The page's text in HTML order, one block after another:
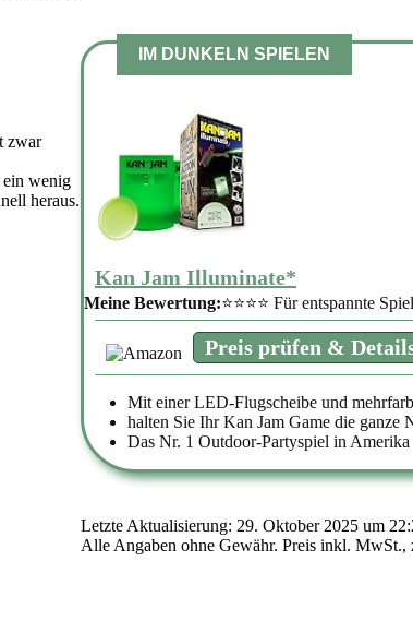
zwar
ein wenig
heraus.
IM DUNKELN SPIELEN
Kan Jam Illuminate*
Meine Bewertung:⭐⭐⭐⭐ Für entspannte
Preis prüfen &
Mit einer LED-Flugscheibe und
halten Sie Ihr Kan Jam Game die ganze
Das Nr. 1 Outdoor-Partyspiel in Amerika
Letzte Aktualisierung: 29. Oktober 2025 um
Alle Angaben ohne Gewähr. Preis inkl. MwSt.,